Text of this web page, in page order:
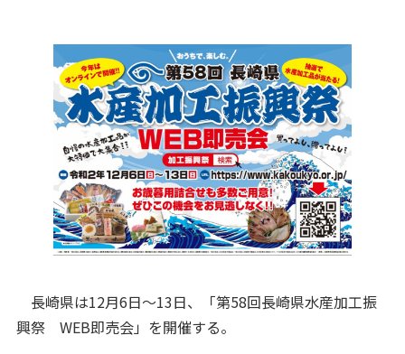
長崎県は12月6日～13日、「第58回長崎県水産加工振
興祭 WEB即売会」を開催する。